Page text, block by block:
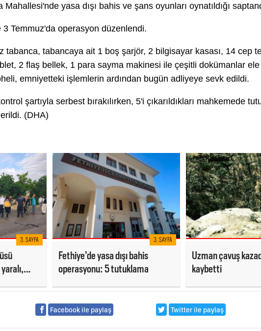
yasa dışı bahis ve şans oyunları oynatıldığı
Temmuz'da operasyon düzenlendi.
tabanca, tabancaya ait 1 boş şarjör, 2 bilgisayar kasası, 14 cep
2 flaş bellek, 1 para sayma makinesi ile çeşitli dokümanlar
emniyetteki işlemlerin ardından bugün adliyeye sevk edildi.
şartıyla serbest bırakılırken, 5'i çıkarıldıkları mahkemede
(DHA)
3. SAYFA 3. SAYFA
Fethiye’de yasa dışı bahis
operasyonu: 5 tutuklama
Uzman çavuş
kaybetti
Facebook ile paylaş Twitter ile paylaş